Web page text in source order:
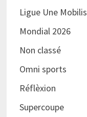
Ligue Une Mobilis
Mondial 2026
Non classé
Omni sports
Réflèxion
Supercoupe